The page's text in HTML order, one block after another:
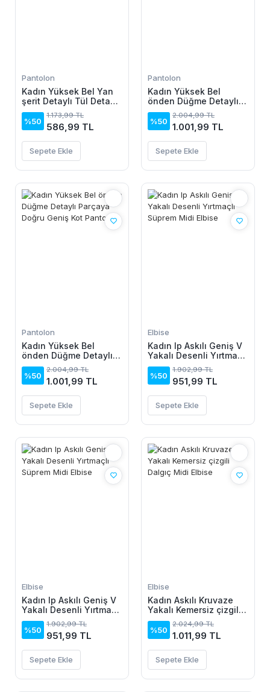
Pantolon
Kadın Yüksek Bel Yan
şerit Detaylı Tül Detaylı
Dalgıç Pantolon
%50
1.173,99 TL
586,99 TL
Sepete Ekle
Pantolon
Kadın Yüksek Bel
önden Düğme Detaylı
Parçaya Doğru Geniş
Kot Pantolon
%50
2.004,99 TL
1.001,99 TL
Sepete Ekle
Pantolon
Kadın Yüksek Bel
önden Düğme Detaylı
Parçaya Doğru Geniş
Kot Pantolon
%50
2.004,99 TL
1.001,99 TL
Sepete Ekle
Elbise
Kadın Ip Askılı Geniş V
Yakalı Desenli Yırtmaçlı
Süprem Midi Elbise
%50
1.902,99 TL
951,99 TL
Sepete Ekle
Elbise
Kadın Ip Askılı Geniş V
Yakalı Desenli Yırtmaçlı
Süprem Midi Elbise
%50
1.902,99 TL
951,99 TL
Sepete Ekle
Elbise
Kadın Askılı Kruvaze
Yakalı Kemersiz çizgili
Dalgıç Midi Elbise
%50
2.024,99 TL
1.011,99 TL
Sepete Ekle